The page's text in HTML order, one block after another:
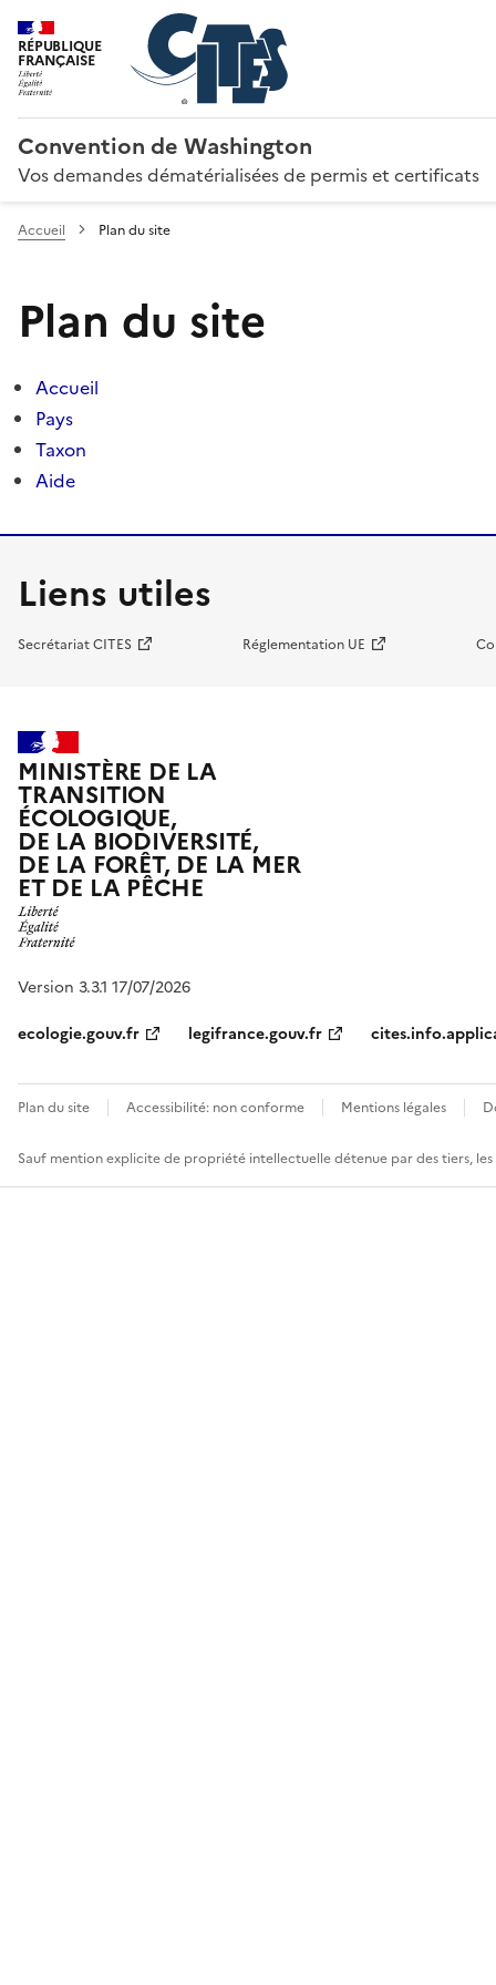
RÉPUBLIQUE
FRANÇAISE
Convention de Washington
Vos demandes dématérialisées de permis et certificats
Accueil Plan du site
Plan du site
Accueil
Pays
Taxon
Aide
Liens utiles
Secrétariat CITES Réglementation UE
MINISTÈRE DE LA
TRANSITION
ÉCOLOGIQUE,
DE LA BIODIVERSITÉ,
DE LA FORÊT, DE LA MER
ET DE LA PÊCHE
Version 3.3.1 17/07/2026
ecologie.gouv.fr
legifrance.gouv.fr
Plan du site Accessibilité: non conforme Mentions légales
Sauf mention explicite de propriété intellectuelle détenue par des tiers,